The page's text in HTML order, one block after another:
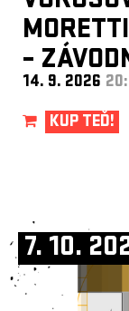
–
14. 9. 2026
KUP TEĎ!
7. 10.